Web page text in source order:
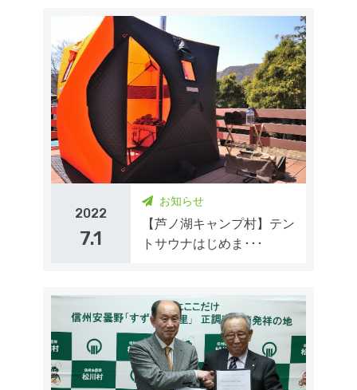
2022
7.1
お知らせ
【芦ノ湖キャンプ村】テン
トサウナはじめま･･･